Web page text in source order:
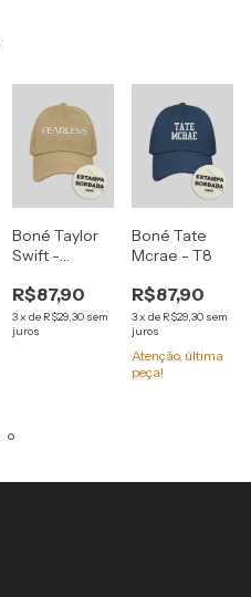
Boné Taylor
Swift -
R$87,90
3x de R$29,30 sem
juros
Boné Tate
Mcrae - T8
R$87,90
3x de R$29,30 sem
juros
Atenção, última
peça!